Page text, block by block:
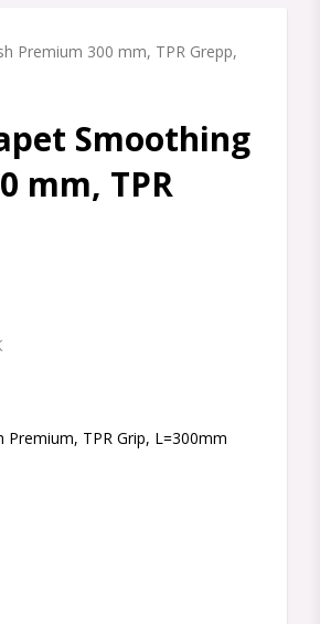
Premium 300 mm, TPR Grepp,
Smoothing
mm, TPR
TPR Grip, L=300mm